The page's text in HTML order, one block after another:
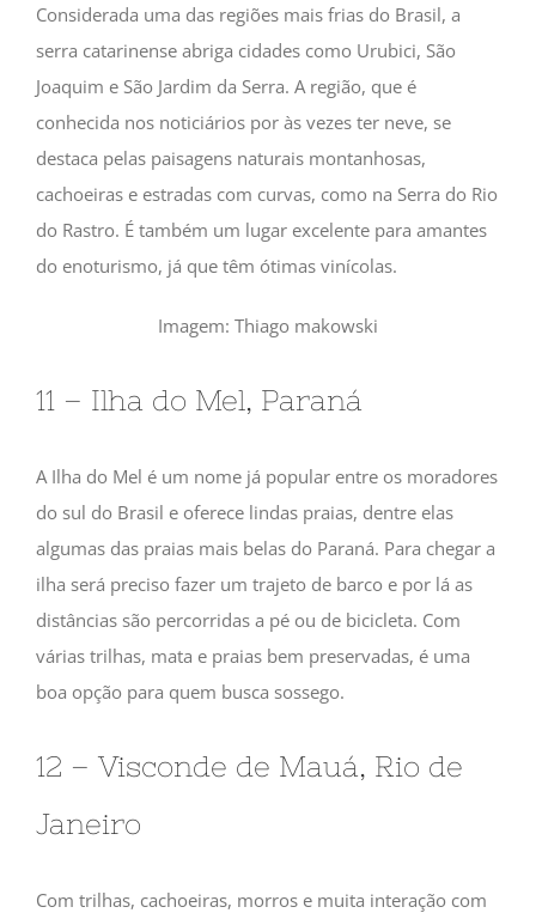
Considerada uma das regiões mais frias do Brasil, a
serra catarinense abriga cidades como Urubici, São
Joaquim e São Jardim da Serra. A região, que é
conhecida nos noticiários por às vezes ter neve, se
destaca pelas paisagens naturais montanhosas,
cachoeiras e estradas com curvas, como na Serra do Rio
do Rastro. É também um lugar excelente para amantes
do enoturismo, já que têm ótimas vinícolas.
Imagem: Thiago makowski
11 – Ilha do Mel, Paraná
A Ilha do Mel é um nome já popular entre os moradores
do sul do Brasil e oferece lindas praias, dentre elas
algumas das praias mais belas do Paraná. Para chegar a
ilha será preciso fazer um trajeto de barco e por lá as
distâncias são percorridas a pé ou de bicicleta. Com
várias trilhas, mata e praias bem preservadas, é uma
boa opção para quem busca sossego.
12 – Visconde de Mauá, Rio de
Janeiro
Com trilhas, cachoeiras, morros e muita interação com